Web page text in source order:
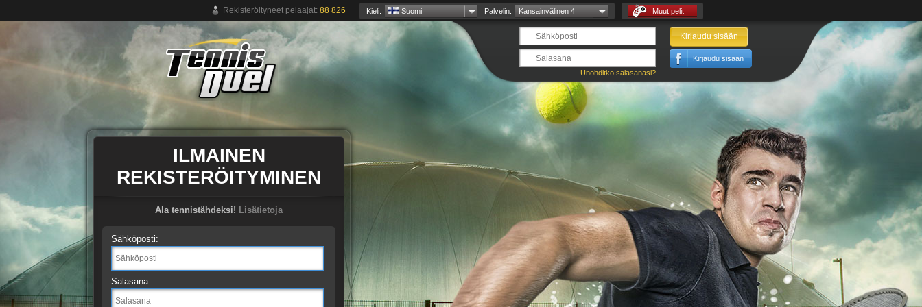
Rekisteröityneet pelaajat: 88 826 Kieli: Suomi Palvelin: Kansainvälinen 4 Muut pelit
Unohditko salasanasi?
Kirjaudu sisään
Kirjaudu sisään
ILMAINEN
REKISTERÖITYMINEN
Ala tennistähdeksi! Lisätietoja
Sähköposti:
Salasana: